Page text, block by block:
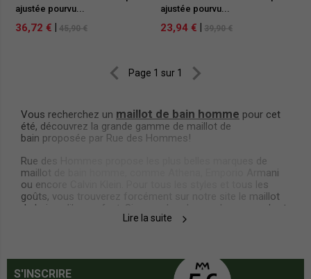
ajustée pourvu...
36,72 € 45,90 €
ajustée pourvu...
23,94 € 39,90 €
 Page 1 sur 1 
Vous recherchez un maillot de bain homme pour cet
été, découvrez la grande gamme de maillot de
bain proposée par Rue des Hommes!
Rue des Hommes propose les plus belles marques de
maillot de bain homme, comme Athena, Emporio Armani
ou encore Calvin Klein. Pour tous les styles et tous les
goûts, vous trouverez forcément sur notre site le maillot
de bain qu’il vous faut. Si vous cherchez un boxer, un
short
, un bermuda ou unslip de bain
coupes et de coloris demaillots de bain
Lire la suite
S'INSCRIRE